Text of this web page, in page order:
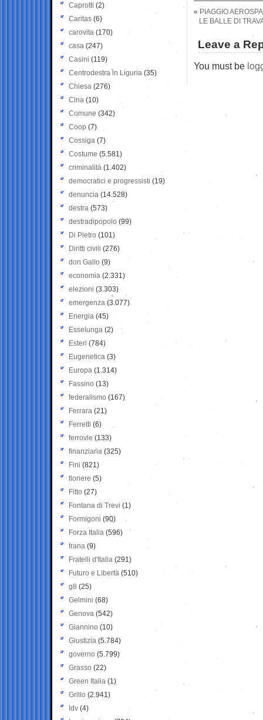
« PIAGGIO
LE BALLE DI
Leave a
You must be
Caprotti (2)
Caritas (6)
carovita (170)
casa (247)
Casini (119)
Centrodestra in Liguria (35)
Chiesa (276)
Cina (10)
Comune (342)
Coop (7)
Cossiga (7)
Costume (5.581)
criminalità (1.402)
democratici e progressisti (19)
denuncia (14.528)
destra (573)
destradipopolo (99)
Di Pietro (101)
Diritti civili (276)
don Gallo (9)
economia (2.331)
elezioni (3.303)
emergenza (3.077)
Energia (45)
Esselunga (2)
Esteri (784)
Eugenetica (3)
Europa (1.314)
Fassino (13)
federalismo (167)
Ferrara (21)
Ferretti (6)
ferrovie (133)
finanziaria (325)
Fini (821)
fioriere (5)
Fitto (27)
Fontana di Trevi (1)
Formigoni (90)
Forza Italia (596)
frana (9)
Fratelli d'Italia (291)
Futuro e Libertà (510)
g8 (25)
Gelmini (68)
Genova (542)
Giannino (10)
Giustizia (5.784)
governo (5.799)
Grasso (22)
Green Italia (1)
Grillo (2.941)
Idv (4)